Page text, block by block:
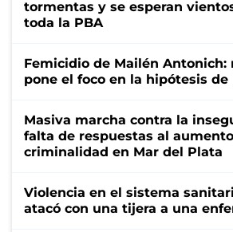
tormentas y se esperan
toda la PBA
Femicidio de Mailén Antonich:
pone el foco en la hipótesis de
Masiva marcha contra la
falta de respuestas al
criminalidad en Mar del Plata
Violencia en el sistema
atacó con una tijera a una